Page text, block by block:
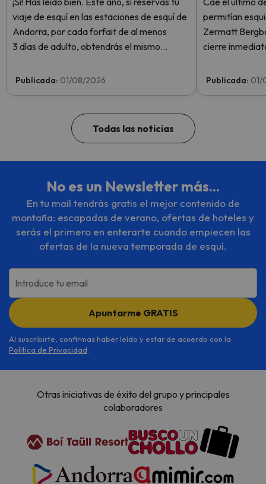
viaje de esquí en las estaciones de esquí de
Andorra, por cada forfait de al menos
3 días de adulto, obtendrás el mismo
totalmente GRATIS. Entra e infórmate
Publicada: 01/08/2026
permitían
Zermatt
cierre
sin llegar
Publicada: 01/
Todas las noticias
No es un Newsletter más...
En tu mail tendrás gratis el mejor contenido de
montaña: escapadas de verano, ofertas de hoteles y
serás el primero en enterarte cuando empiecen las
ofertas de la nueva temporada de esquí.
Introduce tu email
Apuntarme GRATIS
Al suscribirte, confirmas haber leído y estar de acuerdo con la
Política de Privacidad
Otras iniciativas de éxito del grupo y principales
colaboradores